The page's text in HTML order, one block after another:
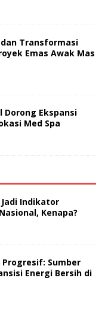
Transformasi
Emas Awak Mas
Dorong Ekspansi
Med Spa
Indikator
Kenapa?
Progresif: Sumber
Energi Bersih di